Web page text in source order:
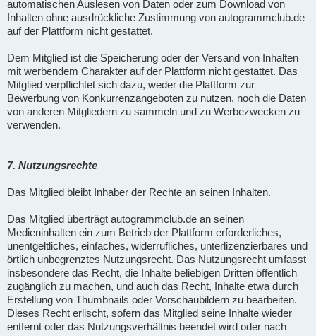
automatischen Auslesen von Daten oder zum Download von
Inhalten ohne ausdrückliche Zustimmung von autogrammclub.de
auf der Plattform nicht gestattet.
Dem Mitglied ist die Speicherung oder der Versand von Inhalten
mit werbendem Charakter auf der Plattform nicht gestattet. Das
Mitglied verpflichtet sich dazu, weder die Plattform zur
Bewerbung von Konkurrenzangeboten zu nutzen, noch die Daten
von anderen Mitgliedern zu sammeln und zu Werbezwecken zu
verwenden.
7. Nutzungsrechte
Das Mitglied bleibt Inhaber der Rechte an seinen Inhalten.
Das Mitglied überträgt autogrammclub.de an seinen
Medieninhalten ein zum Betrieb der Plattform erforderliches,
unentgeltliches, einfaches, widerrufliches, unterlizenzierbares und
örtlich unbegrenztes Nutzungsrecht. Das Nutzungsrecht umfasst
insbesondere das Recht, die Inhalte beliebigen Dritten öffentlich
zugänglich zu machen, und auch das Recht, Inhalte etwa durch
Erstellung von Thumbnails oder Vorschaubildern zu bearbeiten.
Dieses Recht erlischt, sofern das Mitglied seine Inhalte wieder
entfernt oder das Nutzungsverhältnis beendet wird oder nach